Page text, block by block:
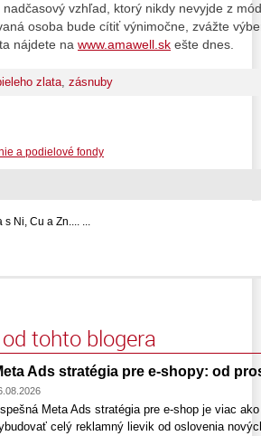
vzhľad, ktorý nikdy nevyjde z
osoba bude cítiť výnimočne, zvážte
nájdete na www.amawell.sk ešte dnes.
zlata, zásnuby
a podielové fondy
Ni, Cu a Zn.... ...
tohto blogera
Ads stratégia pre e-shopy: od
Meta Ads stratégia pre e-shop je viac
celý reklamný lievik od oslovenia